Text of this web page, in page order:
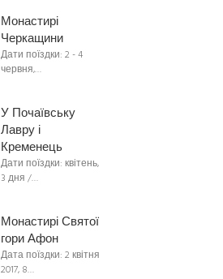
Монастирі
Черкащини
Дати поїздки: 2 - 4
червня,…
У Почаївську
Лавру і
Кременець
Дати поїздки: квітень,
3 дня /…
Монастирі Святої
гори Афон
Дата поїздки: 2 квітня
2017, 8…